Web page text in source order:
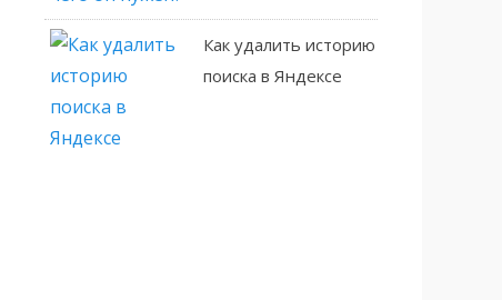
Как удалить историю
поиска в Яндексе